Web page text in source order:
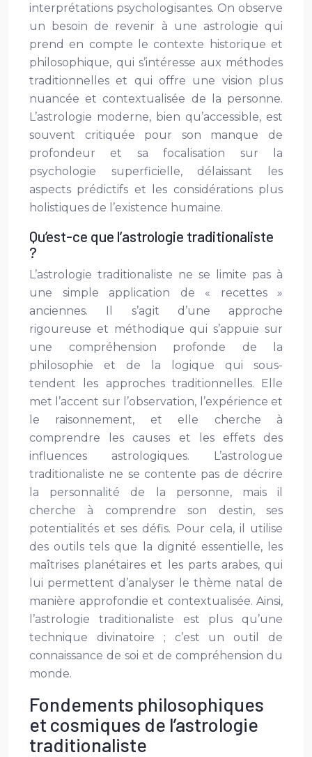
interprétations psychologisantes. On observe
un besoin de revenir à une astrologie qui
prend en compte le contexte historique et
philosophique, qui s’intéresse aux méthodes
traditionnelles et qui offre une vision plus
nuancée et contextualisée de la personne.
L’astrologie moderne, bien qu’accessible, est
souvent critiquée pour son manque de
profondeur et sa focalisation sur la
psychologie superficielle, délaissant les
aspects prédictifs et les considérations plus
holistiques de l’existence humaine.
Qu’est-ce que l’astrologie traditionaliste
?
L’astrologie traditionaliste ne se limite pas à
une simple application de « recettes »
anciennes. Il s’agit d’une approche
rigoureuse et méthodique qui s’appuie sur
une compréhension profonde de la
philosophie et de la logique qui sous-
tendent les approches traditionnelles. Elle
met l’accent sur l’observation, l’expérience et
le raisonnement, et elle cherche à
comprendre les causes et les effets des
influences astrologiques. L’astrologue
traditionaliste ne se contente pas de décrire
la personnalité de la personne, mais il
cherche à comprendre son destin, ses
potentialités et ses défis. Pour cela, il utilise
des outils tels que la dignité essentielle, les
maîtrises planétaires et les parts arabes, qui
lui permettent d’analyser le thème natal de
manière approfondie et contextualisée. Ainsi,
l’astrologie traditionaliste est plus qu’une
technique divinatoire ; c’est un outil de
connaissance de soi et de compréhension du
monde.
Fondements philosophiques
et cosmiques de l’astrologie
traditionaliste